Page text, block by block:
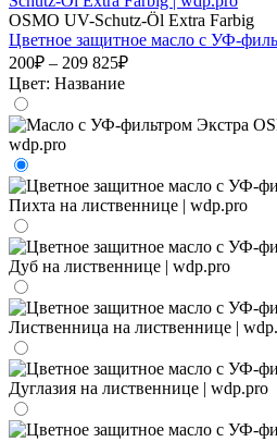
OSMO UV-Schutz-Öl Extra Farbig
Цветное защитное масло с УФ-
200₽ – 209 825₽
Цвет: Название